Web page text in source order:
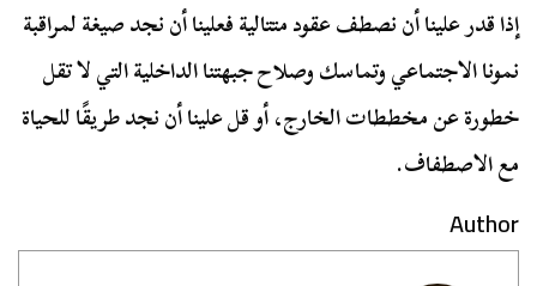
إذا قدر علينا أن نصطف عقود متتالية فعلينا أن نجد صيغة لمراقبة
نمونا الاجتماعي وتماسك وصلاح جبهتنا الداخلية التي لا تقل
خطورة عن مخططات الخارج، أو قل علينا أن نجد طريقًا للحياة
مع الاصطفاف.
Author